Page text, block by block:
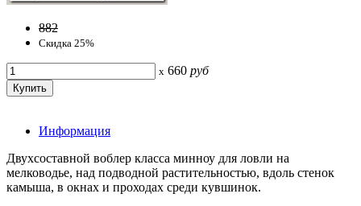
882
Скидка 25%
x 660 руб
Информация
Двухсоставной воблер класса минноу для ловли на
мелководье, над подводной растительностью, вдоль стенок
камыша, в окнах и проходах среди кувшинок.